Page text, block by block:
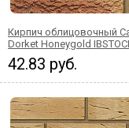
Кирпич облицовочный
Dorket Honeygold
42.83 руб.